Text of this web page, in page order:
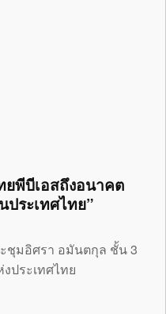
พีบีเอสถึงอนาคต
ระเทศไทย”
ชุมอิศรา อมันตกุล ชั้น 3
ประเทศไทย